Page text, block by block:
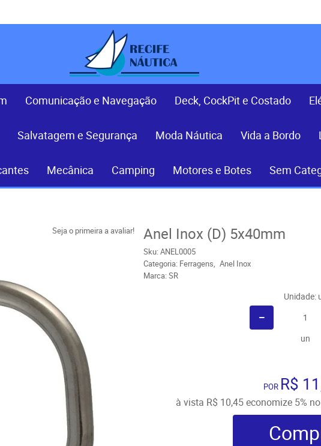
Comunicação e Navegação Deck, CockPit e Costado
Salvatagem e Segurança Moda Náutica Vida a Bordo
Mecânica Camping Motores e Botes Sem
Seja o primeira a avaliar! Anel Inox (D) 5x40mm
Sku:ANEL0005
Categoria: Ferragens
Anel Inox
Marca:SR
Unidade:
un
POR R$
à vista R$ 10,45economize 5%